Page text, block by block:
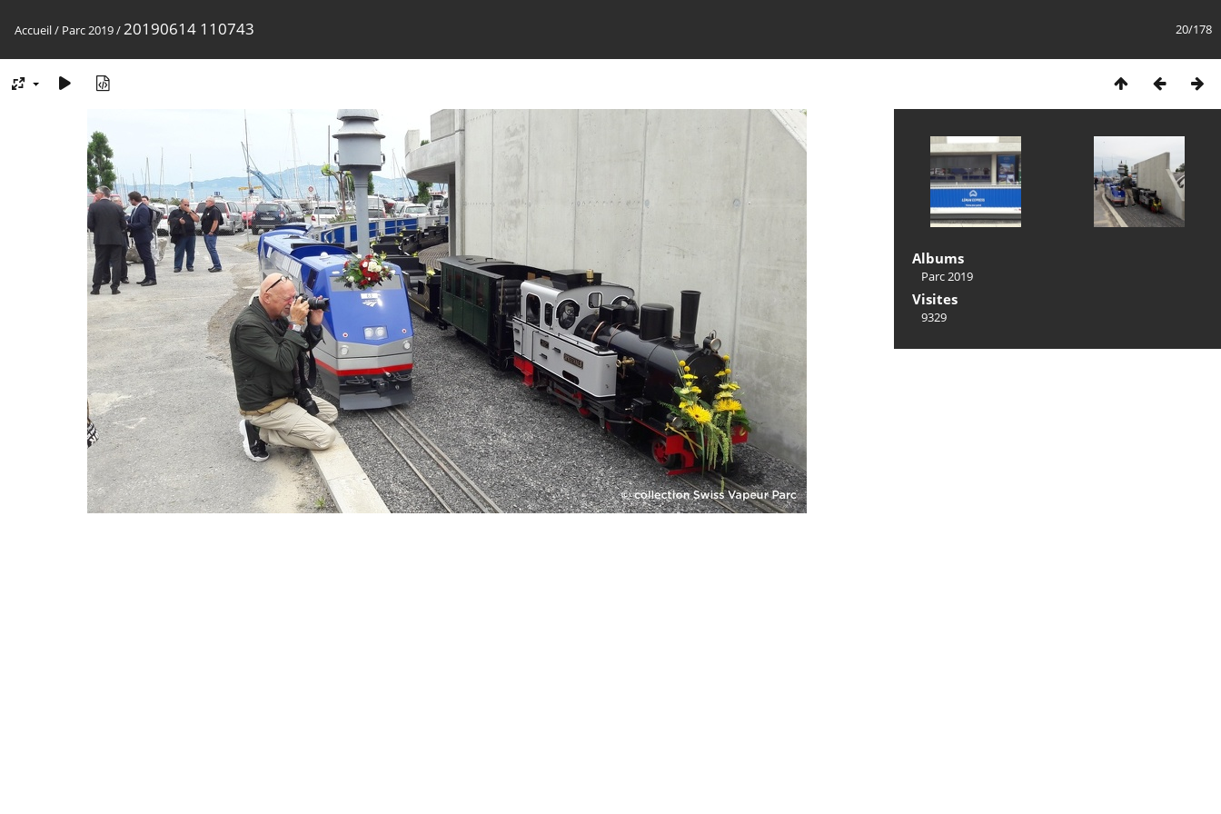
20/178
Accueil/ Parc 2019/20190614 110743
Albums
Parc 2019
Visites
9329